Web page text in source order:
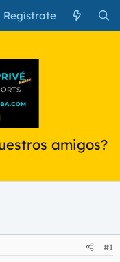
Regístrate
amigos?
#1